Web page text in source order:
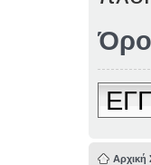
Αρχική